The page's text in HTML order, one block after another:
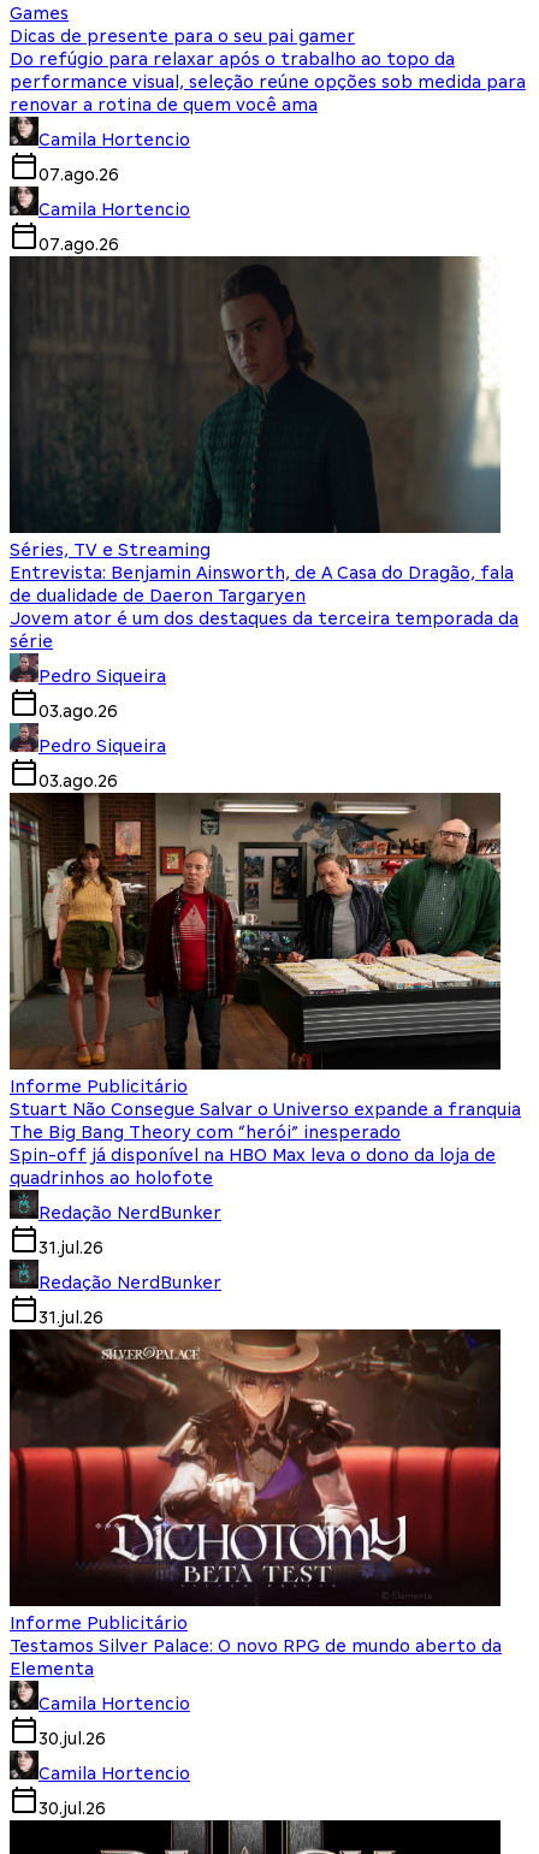
Games
Dicas de presente para o seu pai gamer
Do refúgio para relaxar após o trabalho ao topo da
performance visual, seleção reúne opções sob medida para
renovar a rotina de quem você ama
Camila Hortencio
07.ago.26
Camila Hortencio
07.ago.26
Séries, TV e Streaming
Entrevista: Benjamin Ainsworth, de A Casa do Dragão, fala
de dualidade de Daeron Targaryen
Jovem ator é um dos destaques da terceira temporada da
série
Pedro Siqueira
03.ago.26
Pedro Siqueira
03.ago.26
Informe Publicitário
Stuart Não Consegue Salvar o Universo expande a franquia
The Big Bang Theory com “herói” inesperado
Spin-off já disponível na HBO Max leva o dono da loja de
quadrinhos ao holofote
Redação NerdBunker
31.jul.26
Redação NerdBunker
31.jul.26
Informe Publicitário
Testamos Silver Palace: O novo RPG de mundo aberto da
Elementa
Camila Hortencio
30.jul.26
Camila Hortencio
30.jul.26